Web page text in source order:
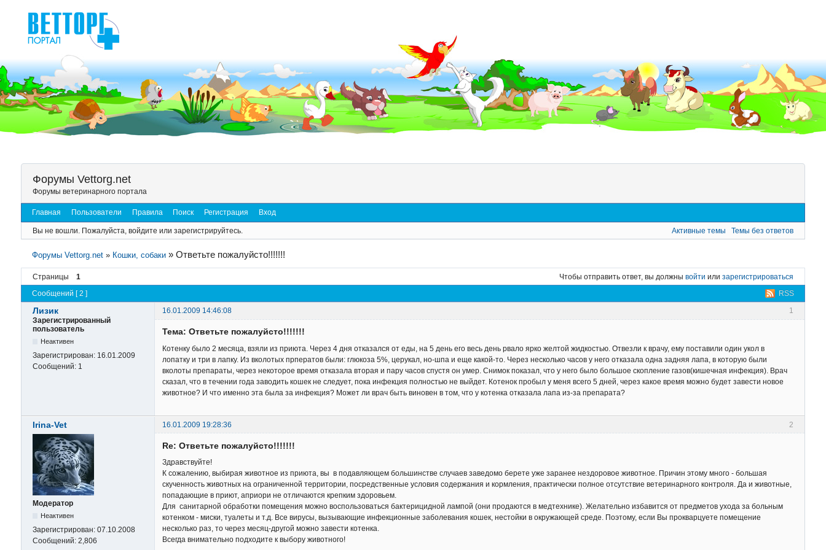
Форумы Vettorg.net
Форумы ветеринарного портала
Главная Пользователи Правила Поиск Регистрация Вход
Вы не вошли. Пожалуйста, войдите или зарегистрируйтесь. Активные темы Темы без ответов
Форумы Vettorg.net » Кошки, собаки »Ответьте пожалуйсто!!!!!!!
Страницы 1 Чтобы отправить ответ, вы должнывойти илизарегистрироваться
RSS
Сообщений [ 2 ]
1
Лизик
16.01.2009 14:46:08
Зарегистрированный
пользователь
Неактивен
Зарегистрирован: 16.01.2009
Сообщений: 1
Тема: Ответьте пожалуйсто!!!!!!!
Котенку было 2 месяца, взяли из приюта. Через 4 дня отказался от еды, на 5 день его весь день рвало ярко желтой жидкостью. Отвезли к врачу, ему поставили один укол в
лопатку и три в лапку. Из вколотых прператов были: глюкоза 5%, церукал, но-шпа и еще какой-то. Через несколько часов у него отказала одна задняя лапа, в которую были
вколоты препараты, через некоторое время отказала вторая и пару часов спустя он умер. Снимок показал, что у него было большое скопление газов(кишечная инфекция). Врач
сказал, что в течении года заводить кошек не следует, пока инфекция полностью не выйдет. Котенок пробыл у меня всего 5 дней, через какое время можно будет завести новое
животное? И что именно эта была за инфекция? Может ли врач быть виновен в том, что у котенка отказала лапа из-за препарата?
2
Irina-Vet 16.01.2009 19:28:36
Модератор
Неактивен
Зарегистрирован: 07.10.2008
Сообщений: 2,806
Re: Ответьте пожалуйсто!!!!!!!
Здравствуйте!
К сожалению, выбирая животное из приюта, вы в подавляющем большинстве случаев заведомо берете уже заранее нездоровое животное. Причин этому много - большая
скученность животных на ограниченной территории, посредственные условия содержания и кормления, практически полное отсутствие ветеринарного контроля. Да и животные,
попадающие в приют, априори не отличаются крепким здоровьем.
Для санитарной обработки помещения можно воспользоваться бактерицидной лампой (они продаются в медтехнике). Желательно избавится от предметов ухода за больным
котенком - миски, туалеты и т.д. Все вирусы, вызывающие инфекционные заболевания кошек, нестойки в окружающей среде. Поэтому, если Вы прокварцуете помещение
несколько раз, то через месяц-другой можно завести котенка.
Всегда внимательно подходите к выбору животного!